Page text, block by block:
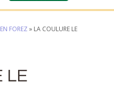
FOREZ » LA COULURE LE
LE